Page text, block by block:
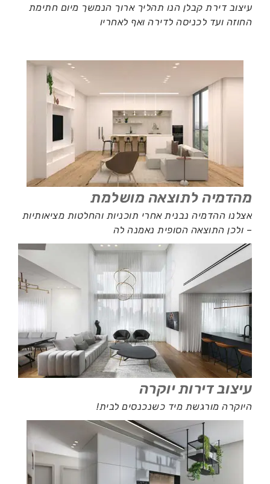
עיצוב דירת קבלן הנו תהליך ארוך הנמשך מיום חתימת
החוזה ועד לכניסה לדירה ואף לאחריו
מהדמיה לתוצאה מושלמת
אצלנו ההדמיה נבנית אחרי תוכניות והחלטות מציאותיות
– ולכן התוצאה הסופית נאמנה לה
עיצוב דירות יוקרה
היוקרה מורגשת מיד כשנכנסים לבית!